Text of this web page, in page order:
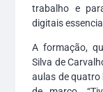
trabalho e
digitais
A formação,
Silva de
aulas de quatro